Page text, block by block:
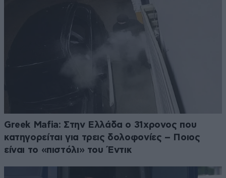
Greek Mafia: Στην Ελλάδα ο 31χρονος που
κατηγορείται για τρεις δολοφονίες – Ποιος
είναι το «πιστόλι» του Έντικ